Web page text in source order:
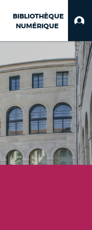
BIBLIOTHÈQUE
NUMÉRIQUE